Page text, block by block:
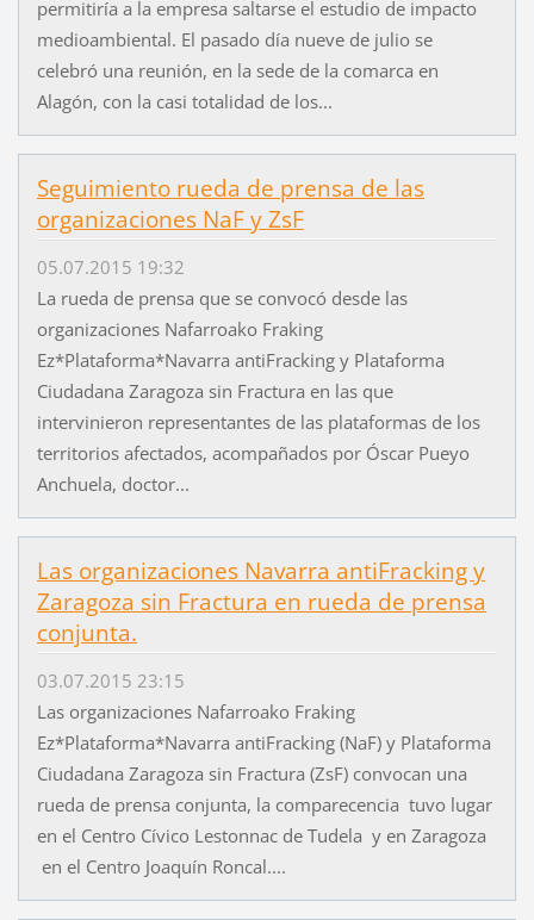
permitiría a la empresa saltarse el estudio de impacto
medioambiental. El pasado día nueve de julio se
celebró una reunión, en la sede de la comarca en
Alagón, con la casi totalidad de los...
Seguimiento rueda de prensa de las
organizaciones NaF y ZsF
05.07.2015 19:32
La rueda de prensa que se convocó desde las
organizaciones Nafarroako Fraking
Ez*Plataforma*Navarra antiFracking y Plataforma
Ciudadana Zaragoza sin Fractura en las que
intervinieron representantes de las plataformas de los
territorios afectados, acompañados por Óscar Pueyo
Anchuela, doctor...
Las organizaciones Navarra antiFracking y
Zaragoza sin Fractura en rueda de prensa
conjunta.
03.07.2015 23:15
Las organizaciones Nafarroako Fraking
Ez*Plataforma*Navarra antiFracking (NaF) y Plataforma
Ciudadana Zaragoza sin Fractura (ZsF) convocan una
rueda de prensa conjunta, la comparecencia tuvo lugar
en el Centro Cívico Lestonnac de Tudela y en Zaragoza
en el Centro Joaquín Roncal....